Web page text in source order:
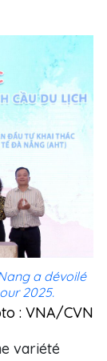
a dévoilé
2025.
: VNA/CVN
variété